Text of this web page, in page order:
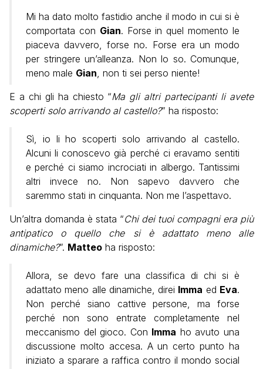
Mi ha dato molto fastidio anche il modo in cui si è
comportata con Gian. Forse in quel momento le
piaceva davvero, forse no. Forse era un modo
per stringere un’alleanza. Non lo so. Comunque,
meno male Gian, non ti sei perso niente!
E a chi gli ha chiesto “Ma gli altri partecipanti li avete
scoperti solo arrivando al castello?” ha risposto:
Sì, io li ho scoperti solo arrivando al castello.
Alcuni li conoscevo già perché ci eravamo sentiti
e perché ci siamo incrociati in albergo. Tantissimi
altri invece no. Non sapevo davvero che
saremmo stati in cinquanta. Non me l’aspettavo.
Un’altra domanda è stata “Chi dei tuoi compagni era più
antipatico o quello che si è adattato meno alle
dinamiche?”. Matteo ha risposto:
Allora, se devo fare una classifica di chi si è
adattato meno alle dinamiche, direi Imma ed Eva.
Non perché siano cattive persone, ma forse
perché non sono entrate completamente nel
meccanismo del gioco. Con Imma ho avuto una
discussione molto accesa. A un certo punto ha
iniziato a sparare a raffica contro il mondo social